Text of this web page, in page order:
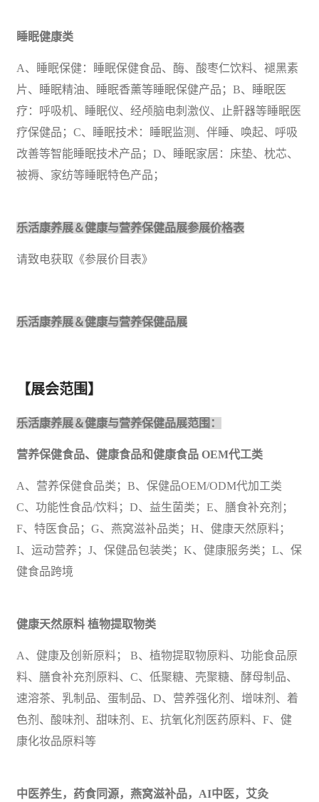
睡眠健康类
A、睡眠保健：睡眠保健食品、酶、酸枣仁饮料、褪黑素
片、睡眠精油、睡眠香薰等睡眠保健产品；B、睡眠医
疗：呼吸机、睡眠仪、经颅脑电刺激仪、止鼾器等睡眠医
疗保健品；C、睡眠技术：睡眠监测、伴睡、唤起、呼吸
改善等智能睡眠技术产品；D、睡眠家居：床垫、枕芯、
被褥、家纺等睡眠特色产品；
乐活康养展＆健康与营养保健品展参展价格表
请致电获取《参展价目表》
乐活康养展＆健康与营养保健品展
【展会范围】
乐活康养展＆健康与营养保健品展范围：
营养保健食品、健康食品和健康食品 OEM代工类
A、营养保健食品类；B、保健品OEM/ODM代加工类
C、功能性食品/饮料；D、益生菌类；E、膳食补充剂；
F、特医食品；G、燕窝滋补品类；H、健康天然原料；
I、运动营养；J、保健品包装类；K、健康服务类；L、保
健食品跨境
健康天然原料 植物提取物类
A、健康及创新原料； B、植物提取物原料、功能食品原
料、膳食补充剂原料、C、低聚糖、壳聚糖、酵母制品、
速溶茶、乳制品、蛋制品、D、营养强化剂、增味剂、着
色剂、酸味剂、甜味剂、E、抗氧化剂 医药原料、F、健
康化妆品原料等
中医养生，药食同源，燕窝滋补品， AI中医，艾灸